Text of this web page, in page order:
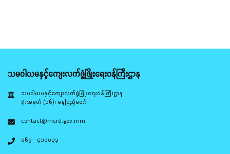
သမဝါယမနှင့်ကျေးလက်ဖွံ့ဖြိုးရေးဝန်ကြီးဌာန
သမဝါယမနှင့်ကျေးလက်ဖွံ့ဖြိုးရေးဝန်ကြီးဌာန ၊
ရုံးအမှတ် (၁၆)၊ နေပြည်တော်
contact@mcrd.gov.mm
၀၆၇ - ၄၁၀၀၃၃